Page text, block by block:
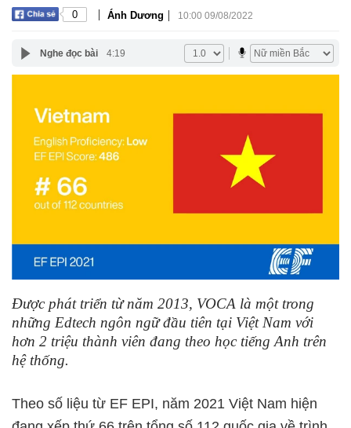
0 | Ánh Dương | 10:00 09/08/2022
Nghe đọc bài 4:19
Được phát triển từ năm 2013, VOCA là một trong
những Edtech ngôn ngữ đầu tiên tại Việt Nam với
hơn 2 triệu thành viên đang theo học tiếng Anh trên
hệ thống.
Theo số liệu từ EF EPI, năm 2021 Việt Nam hiện